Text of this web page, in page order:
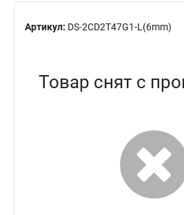
Артикул: DS-2CD2T47G1-L(6mm)
Товар снят с